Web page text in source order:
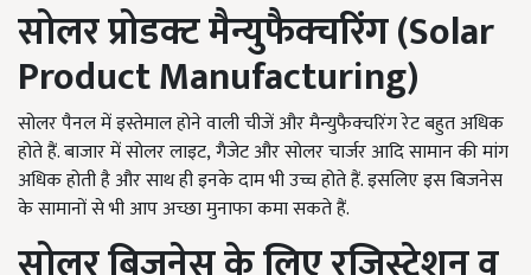
सोलर प्रोडक्ट मैन्युफैक्चरिंग(Solar
Product Manufacturing)
सोलर पैनल में इस्तेमाल होने वाली चीजें और मैन्युफैक्चरिंग रेट बहुत अधिक
होते हैं. बाजार में सोलर लाइट, गैजेट और सोलर चार्जर आदि सामान की मांग
अधिक होती है और साथ ही इनके दाम भी उच्च होते हैं. इसलिए इस बिजनेस
के सामानों से भी आप अच्छा मुनाफा कमा सकते हैं.